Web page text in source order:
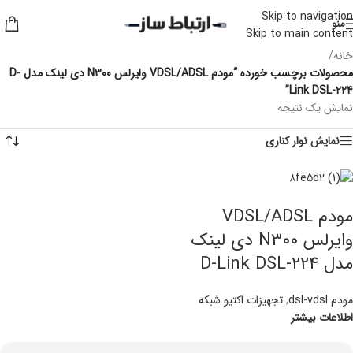
Skip to navigation
Skip to main content
منو
خانه/
محصولات برچسب خورده “مودم VDSL/ADSL وایرلس N300 دی لینک مدل D-
Link DSL-224”
نمایش یک نتیجه
نمایش نوار کناری
مودم VDSL/ADSL
وایرلس N300 دی لینک
مدل D-Link DSL-224
مودم dsl-vdsl ,تجهیزات اکتیو شبکه
اطلاعات بیشتر